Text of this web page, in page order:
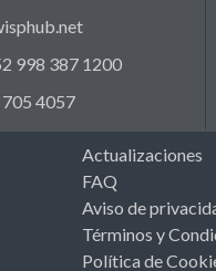
998 387 1200
4057
Actualizaciones
FAQ
Aviso de
Términos y
Política de